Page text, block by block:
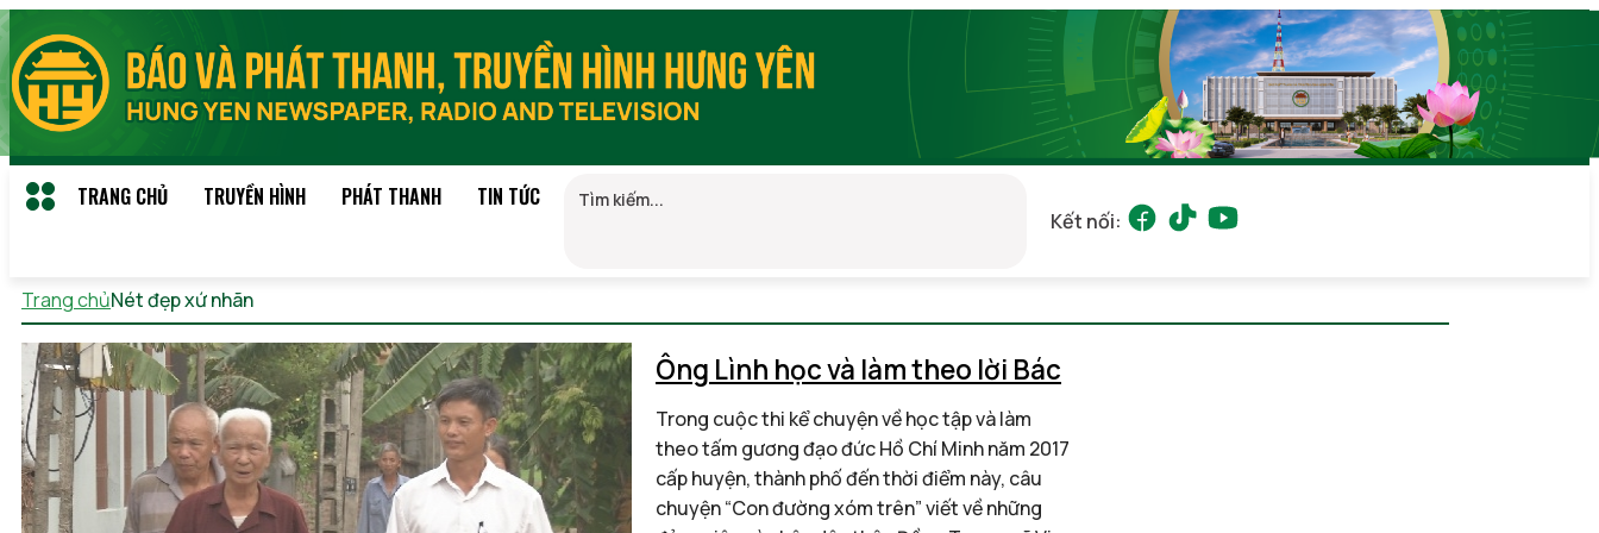
TRANG CHỦ TRUYỀN HÌNH PHÁT THANH TIN TỨC
Kết nối:
Trang chủNét đẹp xứ nhãn
Ông Lình học và làm theo lời Bác
Trong cuộc thi kể chuyện về học tập và làm
theo tấm gương đạo đức Hồ Chí Minh năm 2017
cấp huyện, thành phố đến thời điểm này, câu
chuyện “Con đường xóm trên” viết về những